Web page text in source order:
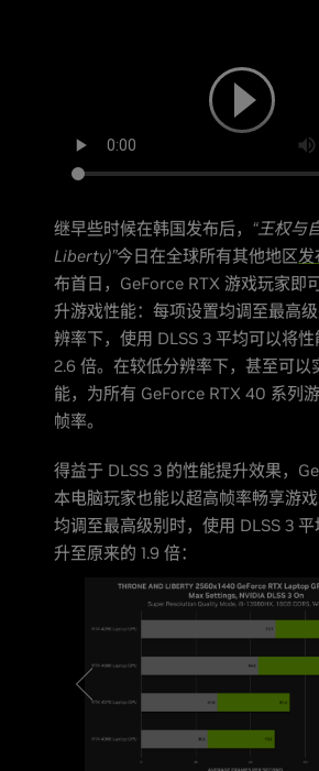
继早些时候在韩国发布后， “王权与
Liberty)”今日在全球所有其他地区发
布首日，GeForce RTX 游戏玩家即
升游戏性能：每项设置均调至最高
辨率下，使用 DLSS 3 平均可以将
2.6 倍。在较低分辨率下，甚至可以
能，为所有 GeForce RTX 40 系列
帧率。
得益于 DLSS 3 的性能提升效果，
本电脑玩家也能以超高帧率畅享游
均调至最高级别时，使用 DLSS 3
升至原来的 1.9 倍：